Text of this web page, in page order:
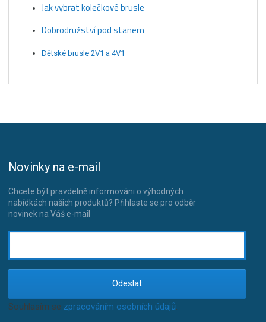
Jak vybrat kolečkové brusle
Dobrodružství pod stanem
Dětské brusle 2V1 a 4V1
Novinky na e-mail
Chcete být pravdelně informováni o výhodných
nabídkách našich produktů? Přihlaste se pro odběr
novinek na Váš e-mail
Odeslat
Souhlasím se zpracováním osobních údajů.